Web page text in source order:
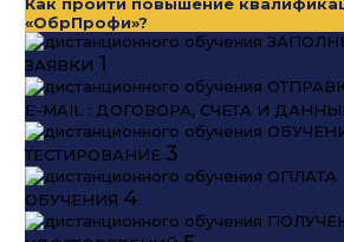
«ОбрПрофи»?
ЗАЯВКИ 1
E-MAIL : ДОГОВОРА, СЧЕТА И
ТЕСТИРОВАНИЕ 3
ОПЛАТА
ОБУЧЕНИЯ 4